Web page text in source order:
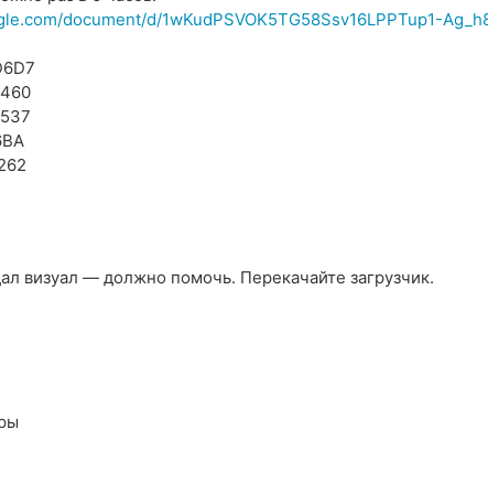
document/d/1wKudPSVOK5TG58Ssv16LPPTup1-
визуал — должно помочь. Перекачайте загрузчик.